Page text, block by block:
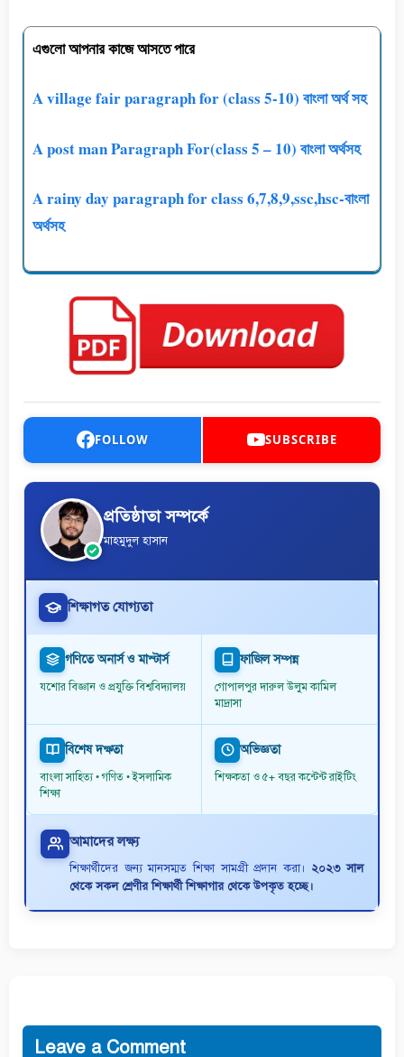
এগুলো আপনার কাজে আসতে পারে
A village fair paragraph for (class 5-10) বাংলা অর্থ সহ
A post man Paragraph For(class 5 – 10) বাংলা অর্থসহ
A rainy day paragraph for class 6,7,8,9,ssc,hsc-বাংলা
অর্থসহ
FOLLOW SUBSCRIBE
প্রতিষ্ঠাতা সম্পর্কে
মাহমুদুল হাসান
শিক্ষাগত যোগ্যতা
গণিতে অনার্স ও মাস্টার্স
যশোর বিজ্ঞান ও প্রযুক্তি বিশ্ববিদ্যালয়
ফাজিল সম্পন্ন
গোপালপুর দারুল উলুম কামিল
মাদ্রাসা
বিশেষ দক্ষতা
বাংলা সাহিত্য • গণিত • ইসলামিক
শিক্ষা
অভিজ্ঞতা
শিক্ষকতা ও ৫+ বছর কন্টেন্ট রাইটিং
আমাদের লক্ষ্য
শিক্ষার্থীদের জন্য মানসম্মত শিক্ষা সামগ্রী প্রদান করা। ২০২৩ সাল
থেকে সকল শ্রেণীর শিক্ষার্থী শিক্ষাগার থেকে উপকৃত হচ্ছে।
Leave a Comment